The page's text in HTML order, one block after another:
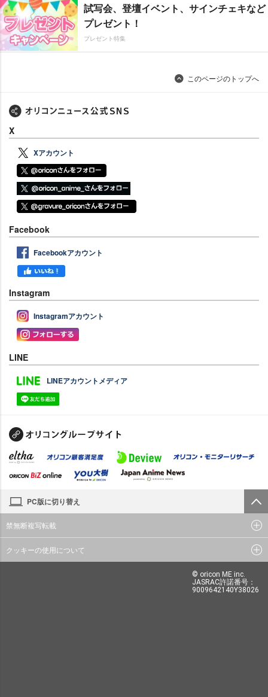
試写会、登壇イベント、サインチェキなど
プレゼント！
プレゼント特集
このページのトップへ
X
Xアカウント
Facebook
Facebookアカウント
Instagram
Instagramアカウント
LINE
LINEアカウントメディア
PC版に切り替え
禁無断複写転載
クッキーの使用について
© oricon ME inc.
JASRAC許諾番号：
9009642140Y38026